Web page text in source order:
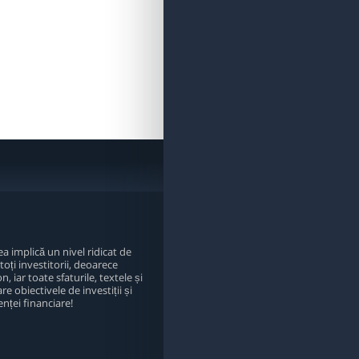
implică un nivel ridicat de
investitorii, deoarece
iar toate sfaturile, textele și
obiectivele de investiții și
financiare!